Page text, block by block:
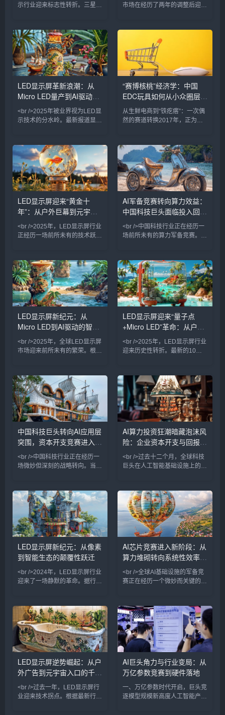
示行业迎来标志性转折。三星、
示屏，像素间距首次突破0.3毫
米，亮度达到10,000尼特，功
耗较传统OLED降低40%。更关
键的是，此前困扰行业的巨量转
移良率问题已从99.9%提升至
99.99%，这意味着Micro LED
电视价格有望在两年内下探至万
元级。与此同时，国内厂商利亚
市场在经历了两年的调整后迎来
是户外广告、舞台租赁、商业显
示、虚拟制作等多元场景的需求
共振。在中国，深圳、惠州等地
的LED显示屏企业订单排产已至
2025年二季度，产业链上下游
景气度显著回升。值得注意的
是，小间距LED（P2.5以下）产
绝对主力，
LED显示屏革新浪潮：从
Micro LED量产到AI驱动的
户外广告新纪元
<br />2025年被业界视为LED显
示技术的分水岭。最新报道显
基于Micro LED技术的透明显示
屏与可拉伸柔性屏，其中三星发
布的110英寸无边框Micro LED
电视，像素间距已缩小至0.4毫
米以下，峰值亮度突破4000尼
特。与此同时，国内龙头企业利
亚德与洲明科技宣布，其Micro
LED芯片巨量转移良率已提升至
“赛博核桃”经济学：中国
EDC玩具如何从小众圈层走
向亿级市场
从生鲜电商到“铁疙瘩”：一次偶
然的赛道转换2017年，正为生
刷到一段金属指尖陀螺的视频。
那个在指尖高速旋转、发出机械
声响的小物件，在瞬间为他提供
了一种奇特的解压感。“当时就
觉得这种东西太有意思了。”钱
正阳在接受《天下网商》专访时
回忆道，“这种金属、会转、能
响的EDC玩具，一看到就有一
现，最终导向了一次彻底的职业
转向...
LED显示屏迎来“黄金十
年”：从户外巨幕到元宇宙
入口，技术革命重塑百亿市
场
<br />2025年，LED显示屏行业
正经历一场前所未有的技术跃
季度全球LED显示屏出货量同比
增长23%，其中Mini/Micro LED
产品占比首次突破15%，成为增
长最快的细分赛道。多家头部厂
商在集邦咨询的论坛上透露，
Micro LED芯片良率已提升至
99.99%，成本较三年前下降
70%，这让原本只存在于实验室
AI军备竞赛转向算力效益：
中国科技巨头面临投入回报
大考
<br />中国科技行业正在经历一
场前所未有的算力军备竞赛。从
开支已攀升至历史最高水平。然
而，随着英伟达高端芯片出口管
制收紧以及国内替代方案尚未完
全成熟，一个尖锐的问题开始浮
现：这场巨额投入究竟何时能够
转化为可持续的商业模式？站长
之家ChinaZ.com的最新产业动
态显示，行业焦点正从“抢卡”转
AI发展进入了一
LED显示屏新纪元：从
Micro LED到AI驱动的智慧
显示革命
<br />2025年，全球LED显示屏
市场迎来前所未有的繁荣。根据
35%，而Micro LED技术正式从
实验室走向量产，成为高端显示
市场的“新宠”。与此同时，AI与
LED显示技术的深度融合，正在
重塑数字户外媒体、商业显示乃
至车载显示的应用场景。从P0.4
超微间距到透明柔性屏，从裸眼
3D到虚拟制片，LED显示屏已
LED显示屏迎来“量子点
+Micro LED”革命：从户外
广告到元宇宙的视觉新纪元
<br />2025年，LED显示屏行业
迎来历史性转折。最新的10篇
技术的结合，正在重新定义“显
示质量”。三星、索尼、利亚德
等头部厂商相继发布基于Micro
LED（微发光二极管）的透明屏
与柔性屏，其峰值亮度突破
10000尼特，色域覆盖率超越
BT.2020标准120%，而功耗仅
为同尺寸LCD的40%。最引人
解决了
中国科技巨头转向AI应用层
突围，资本开支竞赛进入下
半场
<br />中国科技行业正在经历一
场微妙但深刻的战略转向。当全
时，多家头部互联网公司在本季
度财报电话会上悄然调整了叙事
口径：不再将“千卡集群”或“万亿
参数”作为首要卖点，转而强调
AI功能在广告系统、云计算、本
地生活服务等核心业务中的实际
转化率。<br /><br />这一变化
与站长之家（ChinaZ.com）近
根据
AI算力投资狂潮暗藏泡沫风
险：企业资本开支与回报缺
口拉大
<br />过去十二个月，全球科技
巨头在人工智能基础设施上的资
速度增长。从微软、谷歌到亚马
逊，各大云服务商争相建设超大
规模数据中心，英伟达的GPU
订单排期已延伸至2026年。中
国市场上，阿里、百度、字节跳
动等企业同样不遗余力地购入AI
芯片，服务器供应链满负荷运
转。表面上看，这是一场关于未
来越多的分析师开始追问：如此
LED显示屏新纪元：从像素
到智能生态的颠覆性跃迁
<br />2024年，LED显示屏行业
迎来了一场静默的革命。据行业
次突破99.9%，这意味着困扰业
界十年的成本壁垒开始崩塌。三
星、索尼以及中国厂商京东方、
三安光电均在近日发布了新一代
Micro LED显示屏，像素间距首
次下探至0.1毫米以下，亮度超
过10,000尼特，对比度接近无
限。一位参与测试的工程师向记
AI芯片竞赛进入新阶段：从
算力堆砌转向系统性效率革
命
<br />全球AI基础设施的军备竞
赛正在经历一个微妙而关键的转
级集群的部署，将模型参数规模
推至十万亿级别。然而，最新发
布的行业基准测试与头部企业的
内部运营数据揭示了一个警示信
号：在现有主流架构下，GPU
集群的线性扩展所带来的性能提
升已明显放缓，而能耗成本与互
联延迟正以超线性速度攀升。多
出，单纯依赖晶体管密度和制程
LED显示屏逆势崛起：从户
外广告到元宇宙入口的千亿
赛道
<br />过去一年，LED显示屏行
业迎来技术拐点。根据最新行业
AI巨头角力与行业变局：从
万亿参数竞赛到硬件落地
一、万亿参数时代开启，巨头竞
逐模型规模新高度人工智能产业